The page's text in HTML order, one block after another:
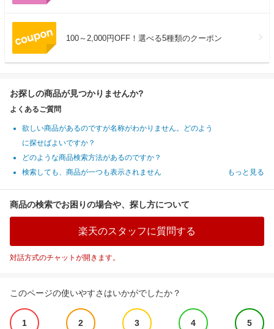
100～2,000円OFF！選べる5種類のクーポン
お探しの商品が見つかりませんか?
よくあるご質問
欲しい商品があるのですが名称がわかりません。どのよう
に探せばよいですか？
どのような商品検索方法があるのですか？
検索しても、商品が一つも表示されません
もっと見る
商品の検索でお困りの場合や、探し方について
楽天のスタッフに質問する
対話方式のチャットが開きます。
このページの使いやすさはいかがでしたか？
1 2 3 4 5